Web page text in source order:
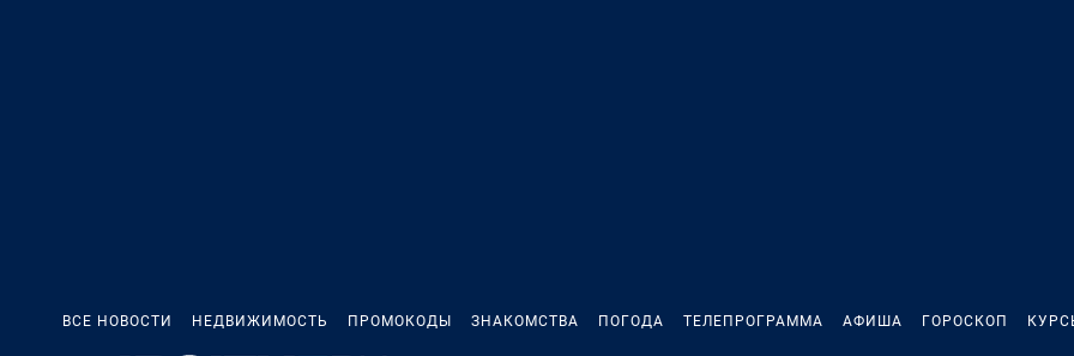
ВСЕ НОВОСТИ НЕДВИЖИМОСТЬ ПРОМОКОДЫ ЗНАКОМСТВА ПОГОДА ТЕЛЕПРОГРАММА АФИША ГОРОСКОП